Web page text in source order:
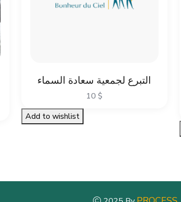
التبرع لجمعية سعادة السماء
10$
Add to wishlist